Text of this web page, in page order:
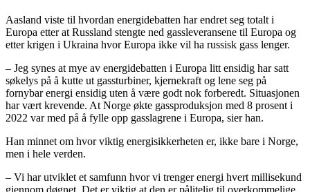
Aasland viste til hvordan energidebatten har endret seg totalt i
Europa etter at Russland stengte ned gassleveransene til Europa og
etter krigen i Ukraina hvor Europa ikke vil ha russisk gass lenger.
– Jeg synes at mye av energidebatten i Europa litt ensidig har satt
søkelys på å kutte ut gassturbiner, kjernekraft og lene seg på
fornybar energi ensidig uten å være godt nok forberedt. Situasjonen
har vært krevende. At Norge økte gassproduksjon med 8 prosent i
2022 var med på å fylle opp gasslagrene i Europa, sier han.
Han minnet om hvor viktig energisikkerheten er, ikke bare i Norge,
men i hele verden.
– Vi har utviklet et samfunn hvor vi trenger energi hvert millisekund
gjennom døgnet. Det er viktig at den er pålitelig til overkommelige